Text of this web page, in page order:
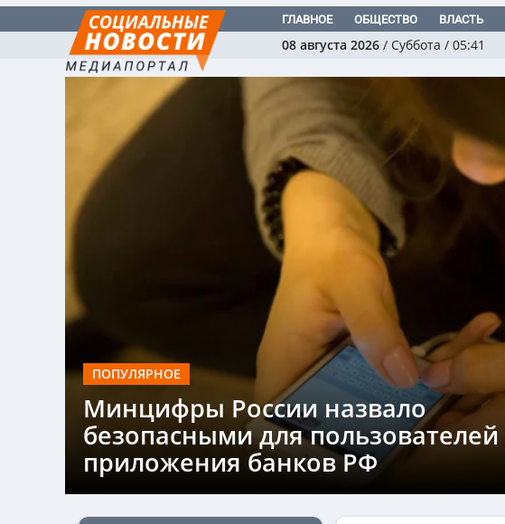
ГЛАВНОЕ ОБЩЕСТВО ВЛАСТЬ
08 августа 2026 / Суббота / 05:41
ПОПУЛЯРНОЕ
Минцифры России назвало
безопасными для пользователей
приложения банков РФ